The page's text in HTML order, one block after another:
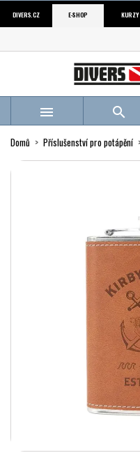
DIVERS.CZ E-SHOP KURZY
 
Domů Příslušenství pro potápění